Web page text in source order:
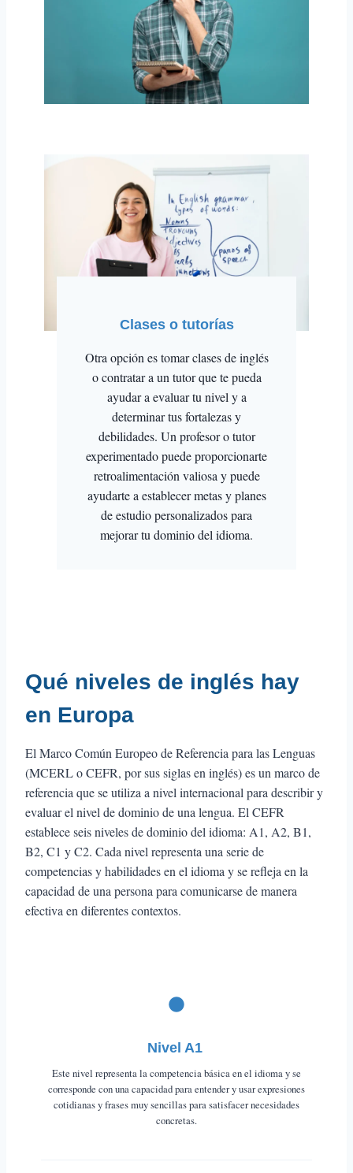
Clases o tutorías
Otra opción es tomar clases de inglés
o contratar a un tutor que te pueda
ayudar a evaluar tu nivel y a
determinar tus fortalezas y
debilidades. Un profesor o tutor
experimentado puede proporcionarte
retroalimentación valiosa y puede
ayudarte a establecer metas y planes
de estudio personalizados para
mejorar tu dominio del idioma.
Qué niveles de inglés hay
en Europa
El Marco Común Europeo de Referencia para las Lenguas
(MCERL o CEFR, por sus siglas en inglés) es un marco de
referencia que se utiliza a nivel internacional para describir y
evaluar el nivel de dominio de una lengua. El CEFR
establece seis niveles de dominio del idioma: A1, A2, B1,
B2, C1 y C2. Cada nivel representa una serie de
competencias y habilidades en el idioma y se refleja en la
capacidad de una persona para comunicarse de manera
efectiva en diferentes contextos.
Nivel A1
Este nivel representa la competencia básica en el idioma y se
corresponde con una capacidad para entender y usar expresiones
cotidianas y frases muy sencillas para satisfacer necesidades
concretas.